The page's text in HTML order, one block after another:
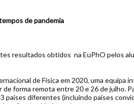
de pandemia
resultados obtidos na EuPhO pelos
de Física em 2020, uma equipa
de forma remota entre 20 e 26 de julho.
diferentes (incluindo países